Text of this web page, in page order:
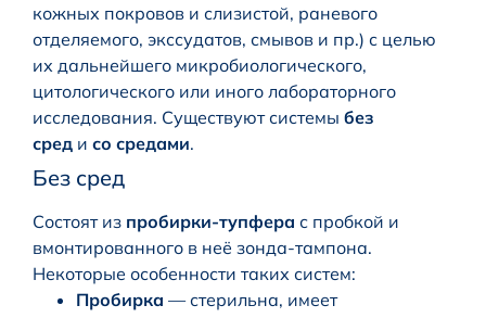
кожных покровов и слизистой, раневого
отделяемого, экссудатов, смывов и пр.) с целью
их дальнейшего микробиологического,
цитологического или иного лабораторного
исследования. Существуют системы без
сред и со средами.
Без сред
Состоят из пробирки-тупфера с пробкой и
вмонтированного в неё зонда-тампона.
Некоторые особенности таких систем:
Пробирка — стерильна, имеет